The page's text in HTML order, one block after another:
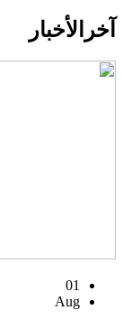
آخر الأخبار
01
Aug